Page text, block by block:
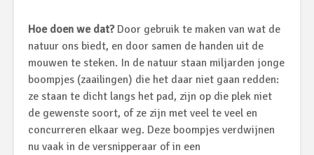
Hoe doen we dat?Door gebruik te maken van wat de
natuur ons biedt, en door samen de handen uit de
mouwen te steken. In de natuur staan miljarden jonge
boompjes (zaailingen) die het daar niet gaan redden:
ze staan te dicht langs het pad, zijn op die plek niet
de gewenste soort, of ze zijn met veel te veel en
concurreren elkaar weg. Deze boompjes verdwijnen
nu vaak in de versnipperaar of in een